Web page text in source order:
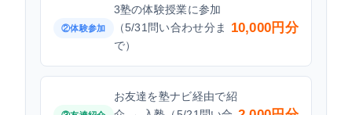
②体験参加
3塾の体験授業に参加
（5/31問い合わせ分ま
で）
10,000円分
お友達を塾ナビ経由で紹